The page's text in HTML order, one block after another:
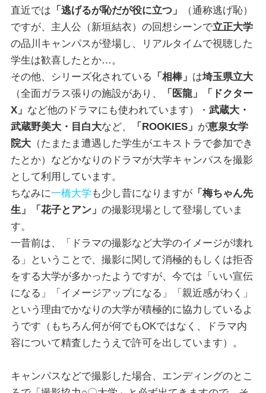
直近では 「逃げるが恥だが役に立つ」
（通称逃げ恥）
ですが、主人公（新垣結衣）の回想シーンで立正大学
の品川キャンパスが登場し、リアルタイムで視聴した
学生は歓喜したとか…。
その他、シリーズ化されている
「相棒」 は埼玉県立大
（全面ガラス張りの施設があり、
「医龍」「ドクター
X」 など他のドラマにも使われています）・ 武蔵大・
武蔵野美大・目白大など、 「ROOKIES」 が恵泉女学
院大（たまたま遭遇した学生がエキストラで参加でき
たとか）などかなりのドラマが大学キャンパスを撮影
として利用しています。
ちなみに一橋大学 も少し昔になりますが「梅ちゃん先
生」「花子とアン」 の撮影現場として登場していま
す。
一昔前は、「ドラマの撮影など大学のイメージが壊れ
る」ということで、撮影に関して消極的もしくは拒否
をする大学が多かったようですが、今では「いい宣伝
になる」「イメージアップになる」「親近感がわく」
という理由でかなりの大学が積極的に協力しているよ
うです（もちろん何が何でもOKではなく、ドラマ内
容について精査したうえで許可を出しています）。
キャンパスなどで撮影した場合、エンディングのとこ